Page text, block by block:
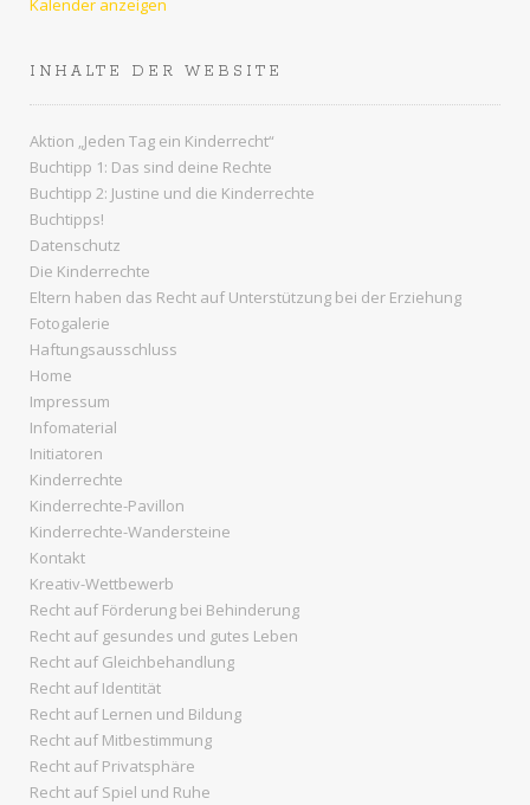
Kalender anzeigen
INHALTE DER WEBSITE
Aktion „Jeden Tag ein Kinderrecht“
Buchtipp 1: Das sind deine Rechte
Buchtipp 2: Justine und die Kinderrechte
Buchtipps!
Datenschutz
Die Kinderrechte
Eltern haben das Recht auf Unterstützung bei der Erziehung
Fotogalerie
Haftungsausschluss
Home
Impressum
Infomaterial
Initiatoren
Kinderrechte
Kinderrechte-Pavillon
Kinderrechte-Wandersteine
Kontakt
Kreativ-Wettbewerb
Recht auf Förderung bei Behinderung
Recht auf gesundes und gutes Leben
Recht auf Gleichbehandlung
Recht auf Identität
Recht auf Lernen und Bildung
Recht auf Mitbestimmung
Recht auf Privatsphäre
Recht auf Spiel und Ruhe